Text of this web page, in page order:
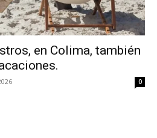
en Colima, también
0